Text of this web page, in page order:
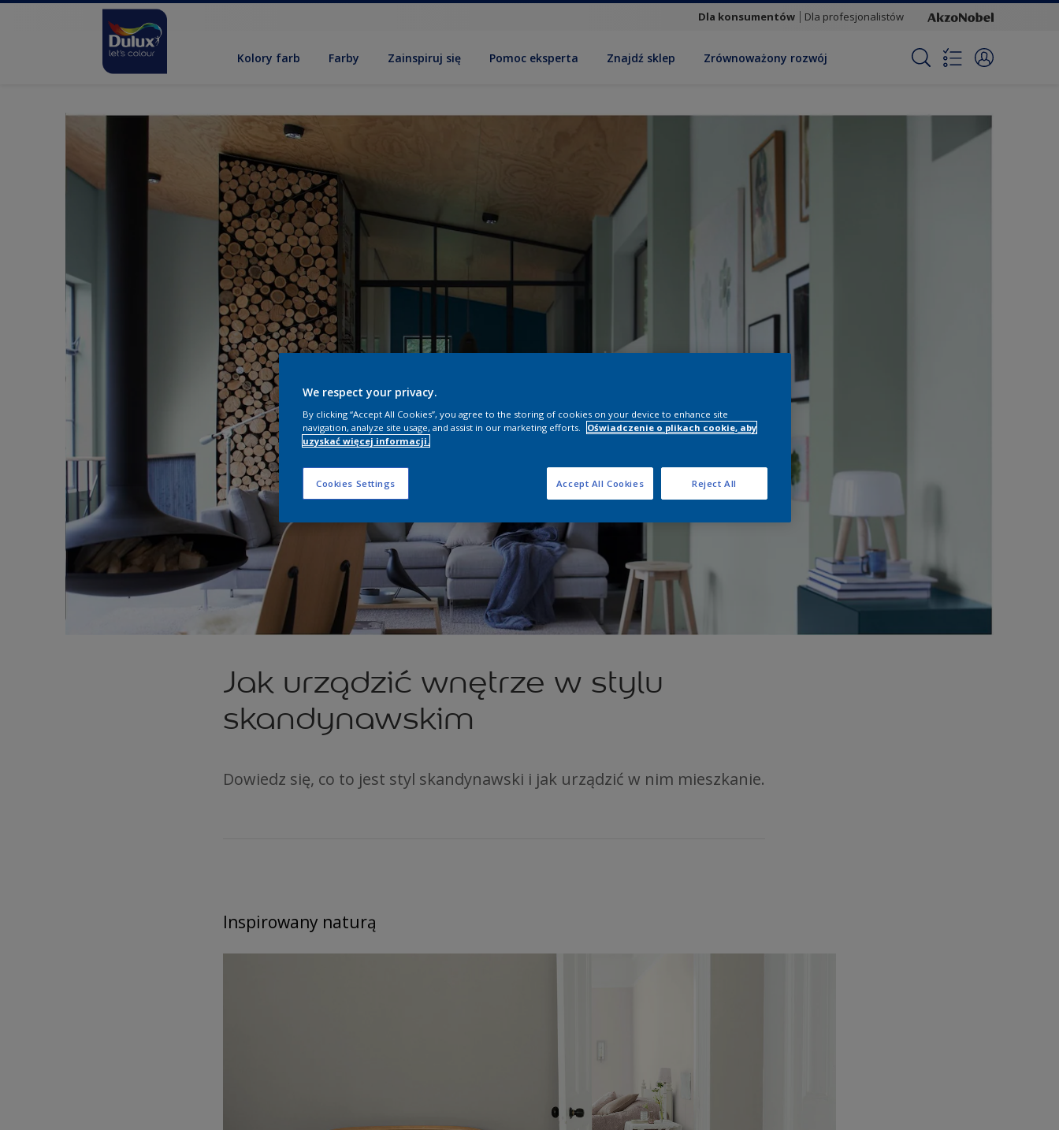
Dla konsumentów Dla profesjonalistów
Kolory farb Farby Zainspiruj się Pomoc eksperta Znajdź sklep Zrównoważony rozwój
Jak urządzić wnętrze w stylu
skandynawskim
Dowiedz się, co to jest styl skandynawski i jak urządzić w nim mieszkanie.
Inspirowany naturą
We respect your privacy.
By clicking “Accept All Cookies”, you agree to the storing of cookies on your device to enhance site
navigation, analyze site usage, and assist in our marketing efforts.
Oświadczenie o plikach cookie, aby
uzyskać więcej informacji.
Cookies Settings Reject All
Accept All Cookies